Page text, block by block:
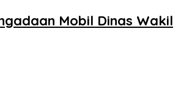
Mobil Dinas Wakil